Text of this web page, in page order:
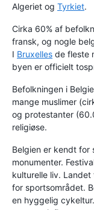
Algeriet og Tyrkiet.
Cirka 60% af
fransk, og nogle
I Bruxelles de fleste
byen er officielt
Befolkningen i
mange muslimer
og protestanter
religiøse.
Belgien er kendt for
monumenter.
kulturelle liv.
for sportsområdet.
en hyggelig